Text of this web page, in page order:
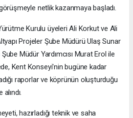
netlik kazanmaya başladı.
Kurulu üyeleri Ali Korkut ve Ali
Projeler Şube Müdürü Ulaş Sunar
Şube Müdür Yardımcısı Murat Erol ile
Kent Konseyi'nin bugüne kadar
raporlar ve köprünün oluşturduğu
hazırladığı teknik ve saha